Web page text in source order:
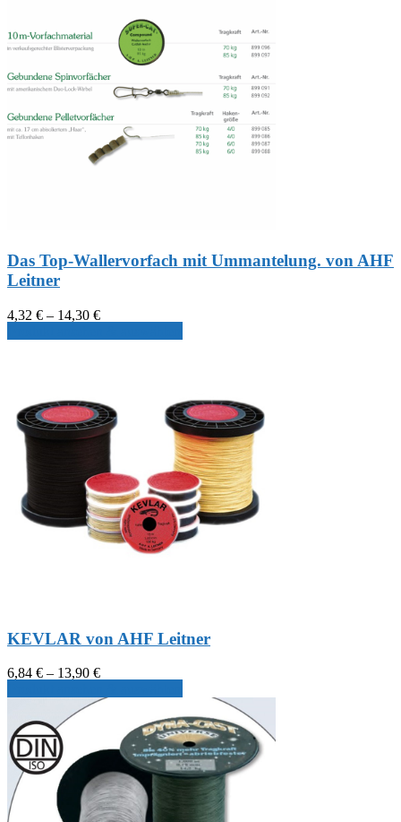
Das Top-Wallervorfach mit Ummantelung. von AHF
Leitner
4,32 € – 14,30 €Preisspanne:
KEVLAR von AHF Leitner
6,84 € – 13,90 €Preisspanne:
bis